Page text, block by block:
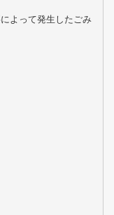
よって発生したごみ